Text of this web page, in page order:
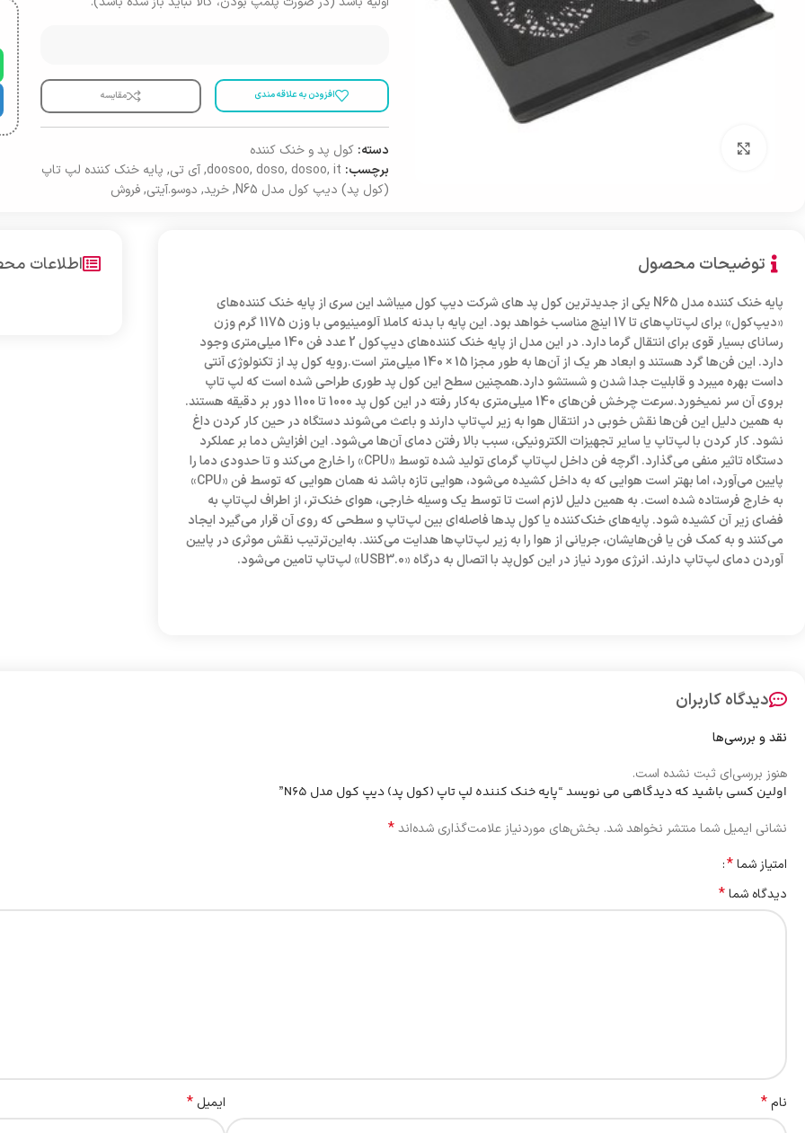
افزودن به علاقه مندی مقایسه
دسته: کول پد و خنک کننده
برچسب:
doosoo, doso, dosoo, it
, آی تی, پایه خنک کننده لپ تاپ
(کول پد) دیپ کول مدل N65
, خرید, دوسو.آیتی, فروش
توضیحات محصول
پایه خنک کننده مدل N65 یکی از جدیدترین کول پد های شرکت دیپ کول میباشد این سری از پایه خنک کننده‌های
«دیپ‌کول» برای لپ‌تاپ‌های تا 17 اینچ مناسب خواهد بود. این پایه با بدنه کاملا آلومینیومی با وزن 1175 گرم وزن
رسانای بسیار قوی برای انتقال گرما دارد. در این مدل از پایه خنک کننده‌های دیپ‌کول 2 عدد فن 140 میلی‌متری وجود
دارد. این فن‌ها گرد هستند و ابعاد هر یک از آن‌ها به طور مجزا 15 × 140 میلی‌متر است.رویه کول پد از تکنولوژی آنتی
داست بهره میبرد و قابلیت جدا شدن و شستشو دارد.همچنین سطح این کول پد طوری طراحی شده است که لپ تاپ
بروی آن سر نمیخورد.سرعت چرخش فن‌های 140 میلی‌متری به‌کار رفته در این کول پد 1000 تا 1100 دور بر دقیقه هستند.
به همین دلیل این فن‌ها نقش خوبی در انتقال هوا به زیر لپ‌تاپ دارند و باعث می‌شوند دستگاه در حین کار کردن داغ
نشود. کار کردن با لپ‌تاپ‌ یا سایر تجهیزات الکترونیکی، سبب بالا رفتن دمای آن‌ها می‌شود. این افزایش دما بر عملکرد
دستگاه تاثیر منفی می‌گذارد. اگرچه فن داخل لپ‌تاپ گرمای تولید شده توسط «CPU» را خارج می‌کند و تا حدودی دما را
پایین می‌آورد، اما بهتر است هوایی که به داخل کشیده می‌شود، هوایی تازه باشد نه همان هوایی که توسط فن «CPU»
به خارج فرستاده شده است. به همین دلیل لازم است تا توسط یک وسیله خارجی، هوای خنک‌تر، از اطراف لپ‌تاپ به
فضای زیر آن کشیده شود. پایه‌های خنک‌کننده یا کول پدها فاصله‌ای بین لپ‌تاپ و سطحی که روی آن قرار می‌گیرد ایجاد
می‌کنند و به کمک فن یا فن‌هایشان، جریانی از هوا را به زیر لپ‌تاپ‌ها هدایت می‌کنند. به‌این‌ترتیب نقش موثری در پایین
آوردن دمای لپ‌تاپ دارند. انرژی مورد نیاز در این کول‌پد با اتصال به درگاه «USB3.0» لپ‌تاپ تامین می‌شود.
اطلاعات
دیدگاه کاربران
نقد و بررسی‌ها
هنوز بررسی‌ای ثبت نشده است.
اولین کسی باشید که دیدگاهی می نویسد “پایه خنک کننده لپ تاپ (کول پد) دیپ کول مدل N65”
نشانی ایمیل شما منتشر نخواهد شد. بخش‌های موردنیاز علامت‌گذاری شده‌اند*
امتیاز شما*
دیدگاه شما*
نام* ایمیل *